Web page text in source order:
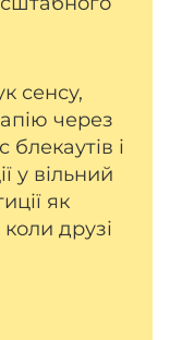
сенсу,
через
блекаутів і
у вільний
як
друзі